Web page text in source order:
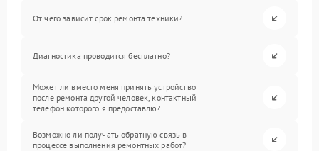
От чего зависит срок ремонта техники?
Диагностика проводится бесплатно?
Может ли вместо меня принять устройство
после ремонта другой человек, контактный
телефон которого я предоставлю?
Возможно ли получать обратную связь в
процессе выполнения ремонтных работ?